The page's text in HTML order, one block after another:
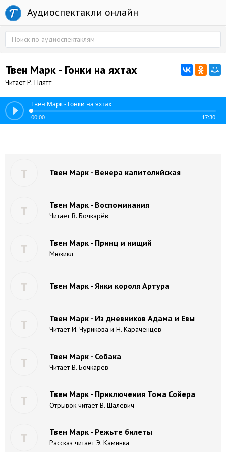
Аудиоспектакли онлайн
Твен Марк - Гонки на яхтах
Читает Р. Плятт
Твен Марк - Гонки на яхтах
00:00 17:30
Т Твен Марк - Венера капитолийская
Т Твен Марк - Воспоминания
Читает В. Бочкарёв
Т Твен Марк - Принц и нищий
Мюзикл
Т Твен Марк - Янки короля Артура
Т Твен Марк - Из дневников Адама и Евы
Читает И. Чурикова и Н. Караченцев
Т Твен Марк - Собака
Читает В. Бочкарев
Т Твен Марк - Приключения Тома Сойера
Отрывок читает В. Шалевич
Т Твен Марк - Режьте билеты
Рассказ читает Э. Каминка